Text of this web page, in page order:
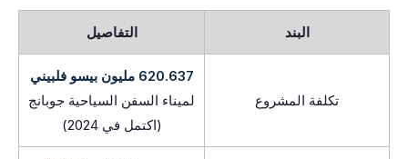
البند التفاصيل
تكلفة المشروع
620.637 مليون بيسو فلبيني
لميناء السفن السياحية جوبانج
(اكتمل في 2024)